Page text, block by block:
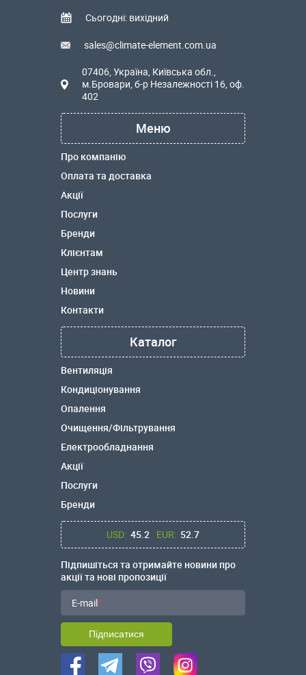
Сьогодні: вихідний
sales@climate-element.com.ua
07406, Україна, Київська обл.,
м.Бровари, б-р Незалежності 16, оф.
402
Меню
Про компанію
Оплата та доставка
Акції
Послуги
Бренди
Клієнтам
Центр знань
Новини
Контакти
Каталог
Вентиляція
Кондиціонування
Опалення
Очищення/Фільтрування
Електрообладнання
Акції
Послуги
Бренди
USD: 45.2 EUR: 52.7
Підпишіться та отримайте новини про
акції та нові пропозиції
E-mail
Підписатися